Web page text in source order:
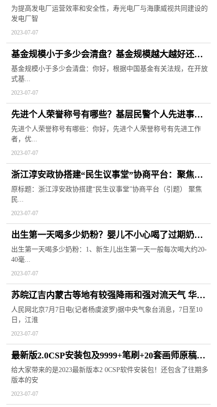
电厂智慧巡检
为提高发电厂运营效率和安全性，寿光电厂与海康威视共同建设的
发电厂智
2023-07-07
基金规模小于多少会清盘？基金规模越大越好还是
越小越好？
基金规模小于多少会清盘：你好，根据中国基金有关法规，在开放
式基...
2023-07-07
先进个人荣誉称号有哪些？基层民警个人先进事迹
材料
先进个人荣誉称号有哪些：你好，先进个人荣誉称号有先进工作
者，优...
2023-07-07
浙江淳安政协搭建“民生议事堂”协商平台：聚焦民
生福祉 推动解决问题
原标题：浙江淳安政协搭建“民生议事堂”协商平台（引题） 聚焦
民...
2023-07-07
出生第一天喝多少奶粉？婴儿不小心喝了过期奶粉
怎么办？
出生第一天喝多少奶粉：1、新生儿出生第一天一般每次喝大约20-
40毫...
2023-07-07
苏皖辽吉内蒙古等地有较强降雨和强对流天气 华北
黄淮等地有持续性高温
人民网北京7月7日电(记者杨虞波罗)据中央气象台消息，7日至10
日，江淮
2023-07-07
最新版2.0CSP安装包及9999+笔刷+20套画师原稿素
材+软件安装教程+软件教学视频！
给大家带来的是2023最新版本2 0CSP软件安装包！还包含了往期多
版本的安
2023-07-07